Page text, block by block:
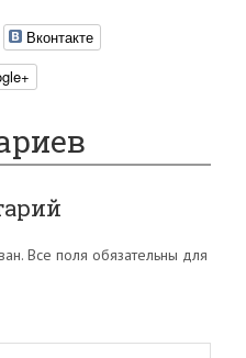
Вконтакте
Все поля обязательны для